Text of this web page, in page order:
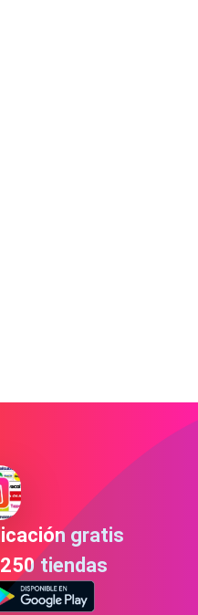
gratis
tiendas